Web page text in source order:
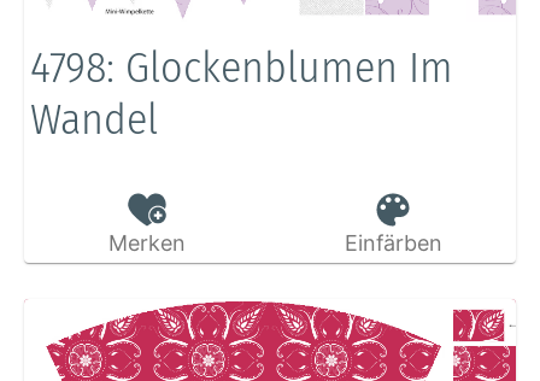
4798: Glockenblumen Im
Wandel
Merken Einfärben